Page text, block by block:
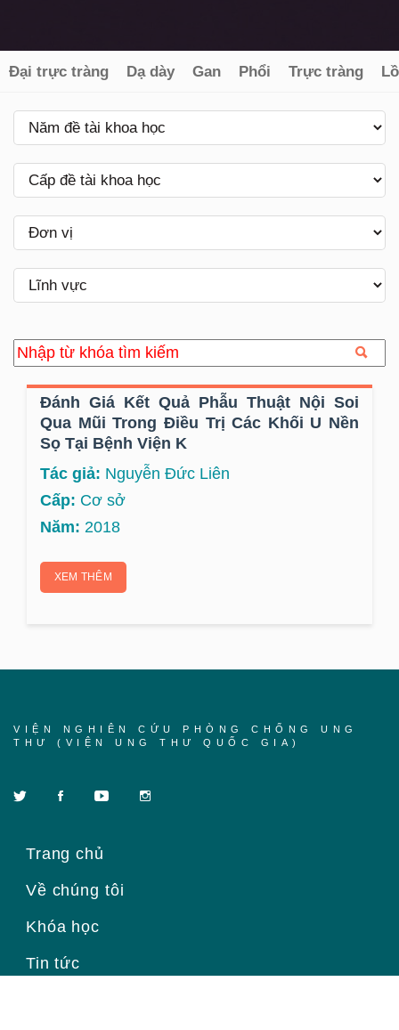
Đại trực tràng Dạ dày Gan Phổi Trực tràng
Đánh Giá Kết Quả Phẫu Thuật Nội Soi
Qua Mũi Trong Điều Trị Các Khối U Nền
Sọ Tại Bệnh Viện K
Tác giả: Nguyễn Đức Liên
Cấp: Cơ sở
Năm: 2018
XEM THÊM
VIỆN NGHIÊN CỨU PHÒNG CHỐNG UNG
THƯ (VIỆN UNG THƯ QUỐC GIA)
Trang chủ
Về chúng tôi
Khóa học
Tin tức